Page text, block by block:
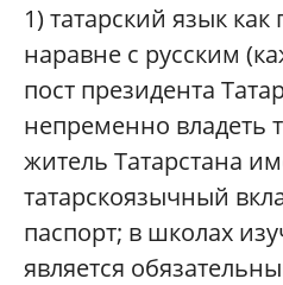
1) татарский язык
наравне с русским
пост президента
непременно владеть
житель Татарстана
татарскоязычный
паспорт; в школах
является